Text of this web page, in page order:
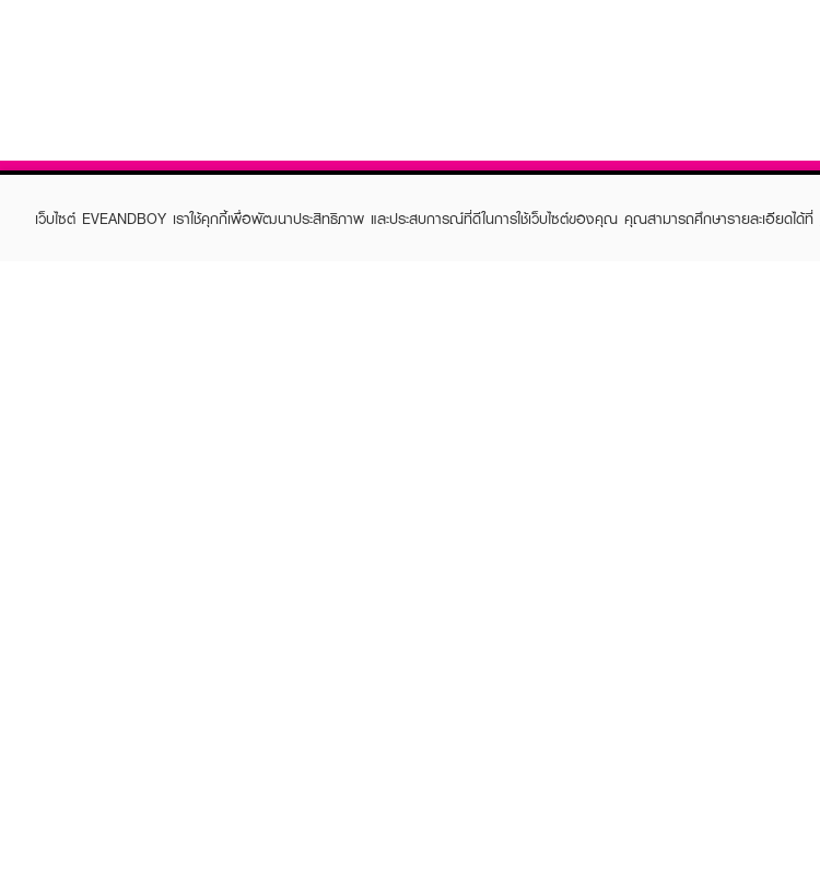
เว็บไซต์ EVEANDBOY เราใช้คุกกี้เพื่อพัฒนาประสิทธิภาพ และประสบการณ์ที่ดีในการใช้เว็บไซต์ของคุณ คุณสามารถศึกษารายละเอียดได้ที่